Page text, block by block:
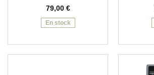
79,00 €
En stock